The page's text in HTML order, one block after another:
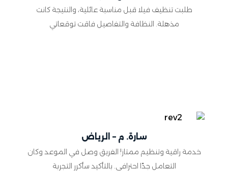
طلبت تنظيف فيلا قبل مناسبة عائلية، والنتيجة كانت
مذهلة. النظافة والتفاصيل فاقت توقعاتي
سارة. م – الرياض
خدمة راقية وتنظيم ممتاز! الفريق وصل في الموعد وكان
التعامل جدًا احترافي. بالتأكيد سأكرر التجربة